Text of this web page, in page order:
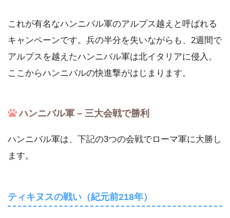
これが有名なハンニバル軍のアルプス越えと呼ばれる
キャンペーンです。兵の半分を失いながらも、2週間で
アルプスを越えたハンニバル軍は北イタリアに侵入。
ここからハンニバルの快進撃がはじまります。
ハンニバル軍 – 三大会戦で勝利
ハンニバル軍は、下記の3つの会戦でローマ軍に大勝し
ます。
ティキヌスの戦い（紀元前218年）